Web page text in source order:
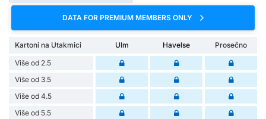
DATA FOR PREMIUM MEMBERS ONLY
Kartoni na Utakmici Ulm Havelse
Prosečno
Više od 2.5
Više od 3.5
Više od 4.5
Više od 5.5